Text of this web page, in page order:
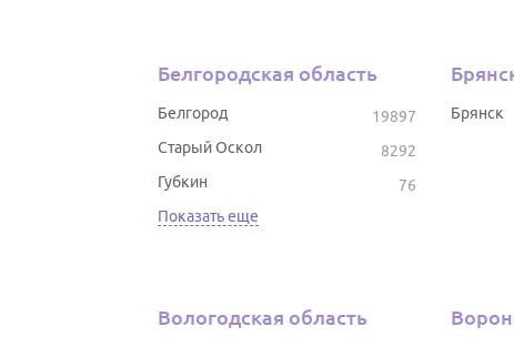
Белгородская область
19897
Белгород
8292
Старый Оскол
76
Губкин
Показать еще
Брянск
Вологодская область